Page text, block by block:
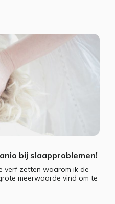
bij slaapproblemen!
verf zetten waarom ik de
meerwaarde vind om te